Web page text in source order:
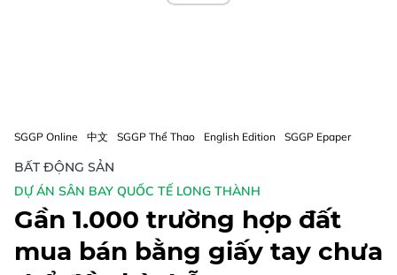
SGGP Online 中文 SGGP Thể Thao English Edition SGGP Epaper
BẤT ĐỘNG SẢN
DỰ ÁN SÂN BAY QUỐC TẾ LONG THÀNH
Gần 1.000 trường hợp đất
mua bán bằng giấy tay chưa